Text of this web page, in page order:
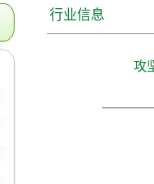
行业信息
攻